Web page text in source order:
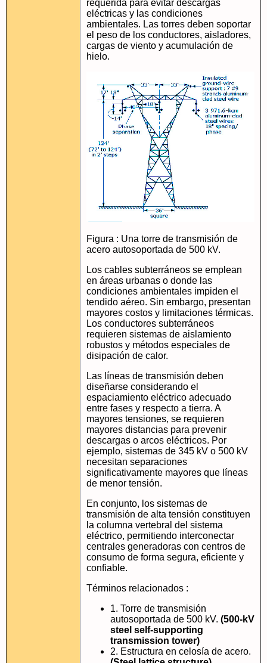
requerida para evitar descargas
eléctricas y las condiciones
ambientales. Las torres deben soportar
el peso de los conductores, aisladores,
cargas de viento y acumulación de
hielo.
Figura : Una torre de transmisión de
acero autosoportada de 500 kV.
Los cables subterráneos se emplean
en áreas urbanas o donde las
condiciones ambientales impiden el
tendido aéreo. Sin embargo, presentan
mayores costos y limitaciones térmicas.
Los conductores subterráneos
requieren sistemas de aislamiento
robustos y métodos especiales de
disipación de calor.
Las líneas de transmisión deben
diseñarse considerando el
espaciamiento eléctrico adecuado
entre fases y respecto a tierra. A
mayores tensiones, se requieren
mayores distancias para prevenir
descargas o arcos eléctricos. Por
ejemplo, sistemas de 345 kV o 500 kV
necesitan separaciones
significativamente mayores que líneas
de menor tensión.
En conjunto, los sistemas de
transmisión de alta tensión constituyen
la columna vertebral del sistema
eléctrico, permitiendo interconectar
centrales generadoras con centros de
consumo de forma segura, eficiente y
confiable.
Términos relacionados :
1. Torre de transmisión
autosoportada de 500 kV. (500-kV
steel self-supporting
transmission tower)
2. Estructura en celosía de acero.